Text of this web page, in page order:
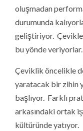
oluşmadan
durumunda
geliştiriyor.
bu yönde veriyorlar.
Çeviklik öncelikle
yaratacak bir zihin
başlıyor. Farklı
arkasındaki ortak
kültüründe yatıyor.